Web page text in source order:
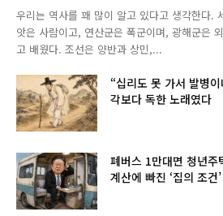
우리는 역사를 꽤 많이 알고 있다고 생각한다.
앗은 사람이고, 연산군은 폭군이며, 광해군은
고 배웠다. 조선은 양반과 상민,...
“십리도 못 가서 발병
각보다 독한 노래였다
폐버스 1만대면 청년
계산에 빠진 ‘집의 조건’